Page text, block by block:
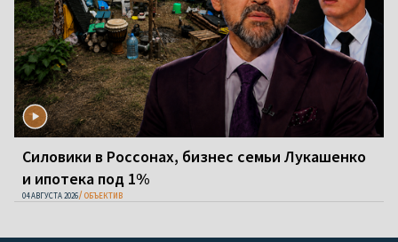
Силовики в Россонах, бизнес семьи Лукашенко
и ипотека под 1%
04 АВГУСТА 2026 ОБЪЕКТИВ